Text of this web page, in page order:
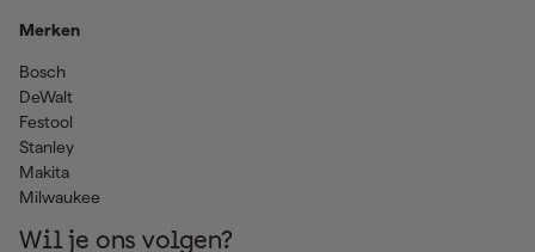
Merken
Bosch
DeWalt
Festool
Stanley
Makita
Milwaukee
Wil je ons volgen?